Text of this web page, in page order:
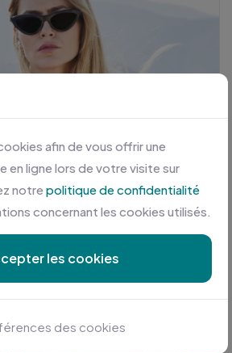
afin de vous offrir une
en ligne lors de votre visite sur
notre politique de confidentialité
concernant les cookies utilisés.
les cookies
des cookies